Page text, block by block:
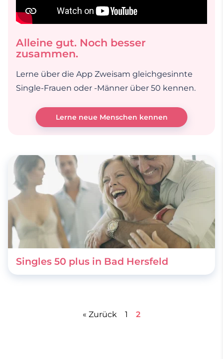
Alleine gut. Noch besser
zusammen.
Lerne über die App Zweisam gleichgesinnte
Single-Frauen oder -Männer über 50 kennen.
Lerne neue Menschen kennen
Singles 50 plus in Bad Hersfeld
« Zurück 1 2